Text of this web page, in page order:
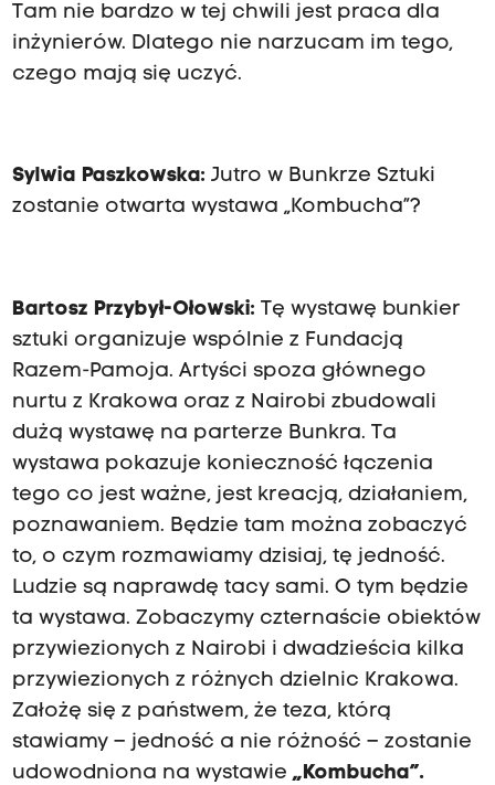
Tam nie bardzo w tej chwili jest praca dla
inżynierów. Dlatego nie narzucam im tego,
czego mają się uczyć.
Sylwia Paszkowska: Jutro w Bunkrze Sztuki
zostanie otwarta wystawa „Kombucha”?
Bartosz Przybył-Ołowski: Tę wystawę bunkier
sztuki organizuje wspólnie z Fundacją
Razem-Pamoja. Artyści spoza głównego
nurtu z Krakowa oraz z Nairobi zbudowali
dużą wystawę na parterze Bunkra. Ta
wystawa pokazuje konieczność łączenia
tego co jest ważne, jest kreacją, działaniem,
poznawaniem. Będzie tam można zobaczyć
to, o czym rozmawiamy dzisiaj, tę jedność.
Ludzie są naprawdę tacy sami. O tym będzie
ta wystawa. Zobaczymy czternaście obiektów
przywiezionych z Nairobi i dwadzieścia kilka
przywiezionych z różnych dzielnic Krakowa.
Założę się z państwem, że teza, którą
stawiamy – jedność a nie różność – zostanie
udowodniona na wystawie „Kombucha”.